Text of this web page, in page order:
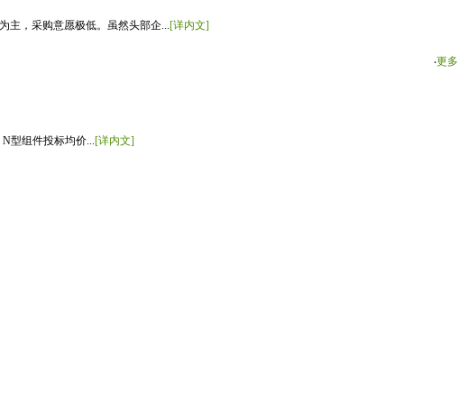
主，采购意愿极低。虽然头部企...[详内文]
‧更多
型组件投标均价... [详内文]